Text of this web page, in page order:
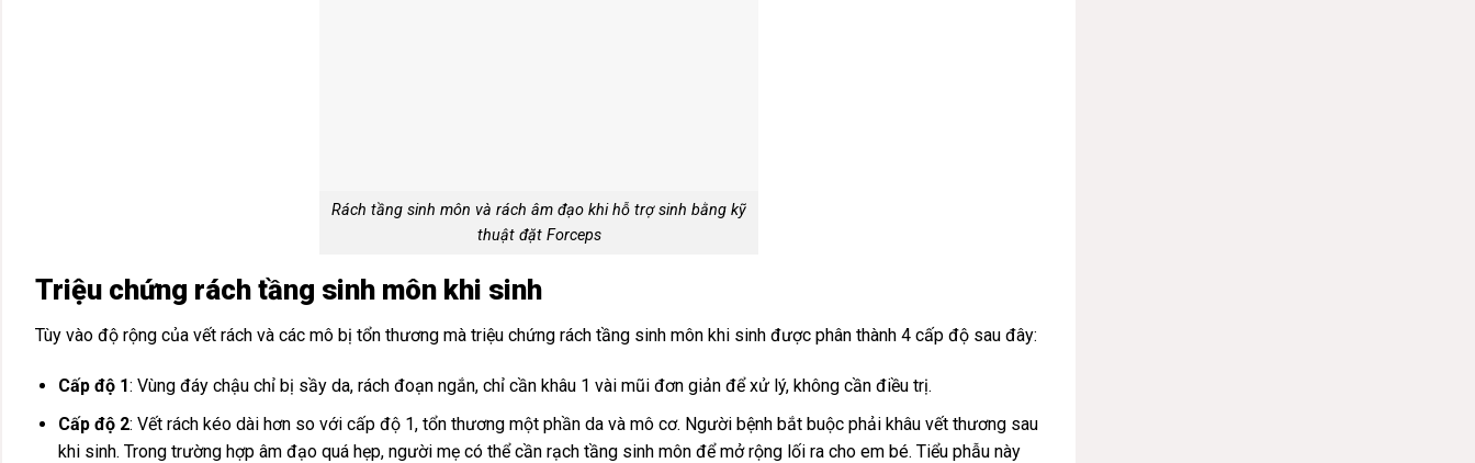
Rách tầng sinh môn và rách âm đạo khi hỗ trợ sinh bằng kỹ
thuật đặt Forceps
Triệu chứng rách tầng sinh môn khi sinh
Tùy vào độ rộng của vết rách và các mô bị tổn thương mà triệu chứng rách tầng sinh môn khi sinh được phân thành 4 cấp độ sau đây:
Cấp độ 1: Vùng đáy chậu chỉ bị sầy da, rách đoạn ngắn, chỉ cần khâu 1 vài mũi đơn giản để xử lý, không cần điều trị.
Cấp độ 2: Vết rách kéo dài hơn so với cấp độ 1, tổn thương một phần da và mô cơ. Người bệnh bắt buộc phải khâu vết thương sau
khi sinh. Trong trường hợp âm đạo quá hẹp, người mẹ có thể cần rạch tầng sinh môn để mở rộng lối ra cho em bé. Tiểu phẫu này